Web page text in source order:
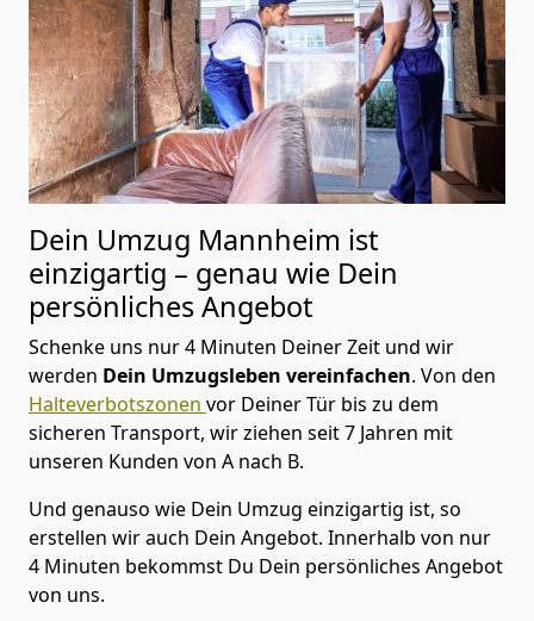
Dein Umzug Mannheim ist
einzigartig – genau wie Dein
persönliches Angebot
Schenke uns nur 4 Minuten Deiner Zeit und wir
werden Dein Umzugsleben vereinfachen. Von den
Halteverbotszonen vor Deiner Tür bis zu dem
sicheren Transport, wir ziehen seit 7 Jahren mit
unseren Kunden von A nach B.
Und genauso wie Dein Umzug einzigartig ist, so
erstellen wir auch Dein Angebot. Innerhalb von nur
4 Minuten bekommst Du Dein persönliches Angebot
von uns.